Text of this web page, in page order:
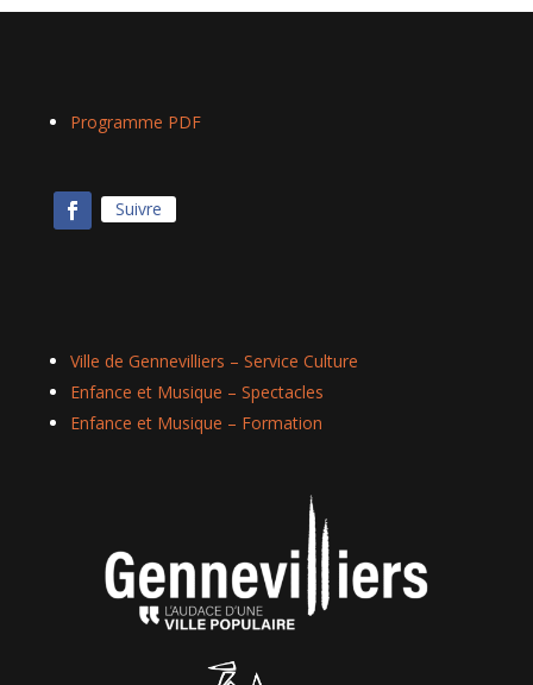
Programme PDF
Suivre
Ville de Gennevilliers – Service Culture
Enfance et Musique – Spectacles
Enfance et Musique – Formation